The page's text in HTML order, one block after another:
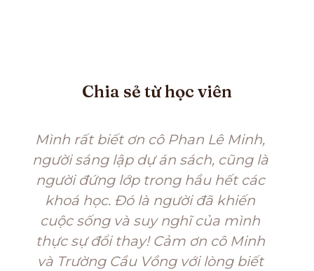
Chia sẻ từ học viên
Mình rất biết ơn cô Phan Lê Minh,
người sáng lập dự án sách, cũng là
người đứng lớp trong hầu hết các
khoá học. Đó là người đã khiến
cuộc sống và suy nghĩ của mình
thực sự đổi thay! Cảm ơn cô Minh
và Trường Cầu Vồng với lòng biết